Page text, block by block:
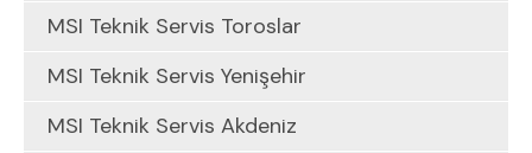
MSI Teknik Servis Toroslar
MSI Teknik Servis Yenişehir
MSI Teknik Servis Akdeniz